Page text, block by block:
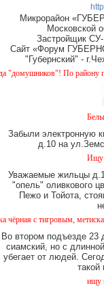
Микрорайон
Московской
Застройщик
Сайт «Форум
"Губернский" -
По району прокатилась
Белый кот
Забыли электронную
д.10 на
Ищу
Уважаемые жильцы
"опель" оливкового
Пежо и Тойота,
метиска среднего
Во втором подъезде 23
сиамский, но с
убегает от людей.
такой
ищу